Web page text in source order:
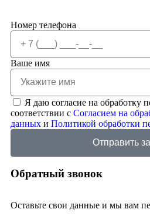
Номер телефона
Ваше имя
Я даю согласие на обработку
соответствии с Согласием на
данных и Политикой обработки
Отправить
Обратный звонок
Оставьте свои данные и мы вам